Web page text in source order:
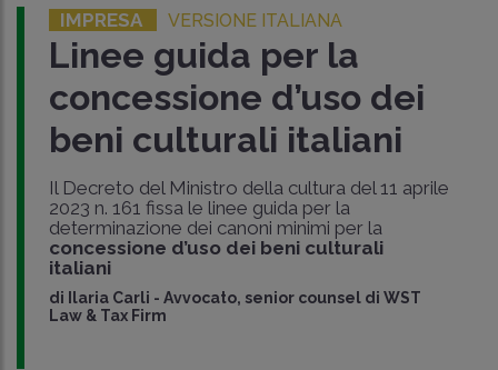
IMPRESA VERSIONE ITALIANA
Linee guida per la
concessione d’uso dei
beni culturali italiani
Il Decreto del Ministro della cultura del 11 aprile
2023 n. 161 fissa le linee guida per la
determinazione dei canoni minimi per la
concessione d’uso dei beni culturali
italiani
di Ilaria Carli - Avvocato, senior counsel di WST
Law & Tax Firm